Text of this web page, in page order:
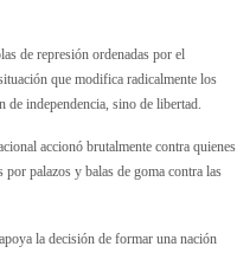
de represión ordenadas por el
que modifica radicalmente los
de independencia, sino de libertad.
accionó brutalmente contra quienes
palazos y balas de goma contra las
la decisión de formar una nación